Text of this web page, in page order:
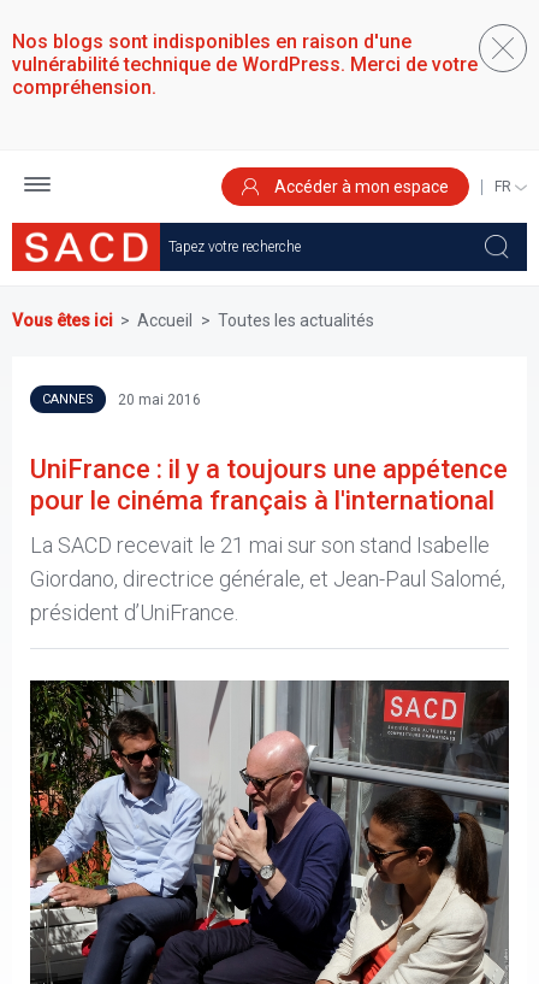
au
contenu
principal
Nos blogs sont indisponibles en raison d'une
vulnérabilité technique de WordPress. Merci de votre
compréhension.
Accéder à mon espace
YOUR
Vous êtes ici Accueil Toutes les actualités
CANNES 20 mai 2016
UniFrance : il y a toujours une appétence
pour le cinéma français à l'international
La SACD recevait le 21 mai sur son stand Isabelle
Giordano, directrice générale, et Jean-Paul Salomé,
président d’UniFrance.